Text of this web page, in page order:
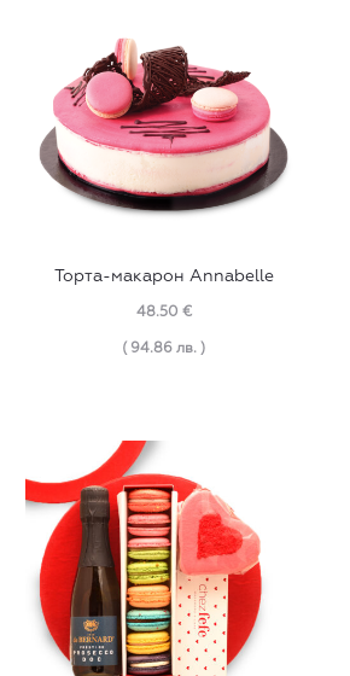
Торта-макарон Annabelle
48.50 €
( 94.86 лв. )